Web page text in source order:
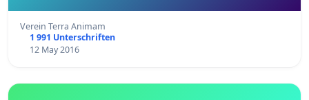
Verein Terra Animam
1 991 Unterschriften
12 May 2016